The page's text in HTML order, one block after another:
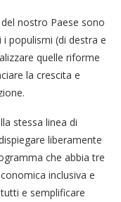
nostro Paese sono
populismi (di destra e
quelle riforme
la crescita e
stessa linea di
liberamente
che abbia tre
inclusiva e
e semplificare